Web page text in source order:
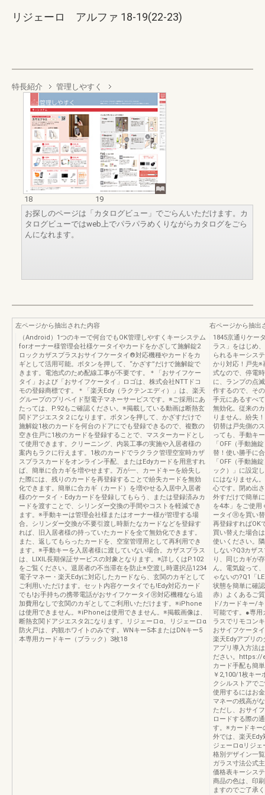
リジェーロ アルファ 18-19(22-23)
特長紹介 管理しやすく
18
19
お探しのページは「カタログビュー」でごらんいただけます。カ
タログビューではweb上でパラパラめくりながらカタログをごら
んになれます。
左ページから抽出された内容
（Android）1つのキーで何台でもOK管理しやすくキーシステム
forオーナー様管理会社様ケータイやカードをかざして施解錠2
ロックカザスプラスおサイフケータイ®対応機種やカードをカ
ギとして活用可能。ボタンを押して、“かざす”だけで施解錠で
きます。電池式のため配線工事が不要です。＊「おサイフケー
タイ」および「おサイフケータイ」ロゴは、株式会社NTTドコ
モの登録商標です。＊「楽天Edy（ラクテンエディ）」は、楽天
グループのプリペイド型電子マネーサービスです。※ご採用にあ
たっては、P.92もご確認ください。※掲載している動画は断熱玄
関ドアジエスタ２になります。ボタンを押して、かざすだけで
施解錠1枚のカードを何台のドアにでも登録できるので、複数の
空き住戸に1枚のカードを登録することで、マスターカードとし
て使用できます。クリーニング、内装工事の実施や入居者様の
案内もラクに行えます。1枚のカードでラクラク管理空室時カザ
スプラスカードをオンライン手配、またはEdyカードを用意すれ
ば、簡単に合カギを増やせます。万が一、カードキーを紛失し
た際には、残りのカードを再登録することで紛失カードを無効
化できます。簡単に合カギ（カード）を増やせる入居中入居者
様のケータイ・Edyカードを登録してもらう、または登録済みカ
ードを渡すことで、シリンダー交換の手間やコストを軽減でき
ます。※手動キーは管理会社様またはオーナー様が管理する場
合。シリンダー交換が不要引渡し時新たなカードなどを登録す
れば、旧入居者様の持っていたカードを全て無効化できます。
また、返してもらったカードを、空室管理用として再利用でき
ます。※手動キーを入居者様に渡していない場合。カザスプラス
は、LIXIL長期保証サービスの対象となります。※詳しくはP.102
をご覧ください。退居者の不当滞在を防止※空渡し時選択品1234
電子マネー・楽天Edyに対応したカードなら、玄関のカギとして
ご利用いただけます。セット内容ケータイでも!Edy対応カード
でも!お手持ちの携帯電話がおサイフケータイⓇ対応機種なら追
加費用なしで玄関のカギとしてご利用いただけます。※iPhone
は使用できません。※iPhoneは使用できません。※掲載画像は、
断熱玄関ドアジエスタ2になります。リジェーロα、リジェーロα
防火戸は、内観ホワイトのみです。WNキー5本またはDNキー5
本専用カードキー（ブラック）3枚18
右ページから抽出
1845京通りケー
ラス」をはじめ
られるキーシス
かり対応！戸先※
式なので、停電
に、ランプの点
作するので、そ
手元にあるすべ
無効化。従来の
りません。紛失
切替は戸先側の
っても、手動キ
「OFF（手動施
替！使い勝手に
「OFF（手動施
ック）」に設定
にはなりません
心です。閉め出
外すだけで簡単
を4本」をご使用
ータイⓇを買い
再登録すればOK
買い替えた場合
使いください。
しない?Q3カザ
り、同じカギが
ん。電気錠って
ゃないの?Q1「
状態を簡単に確
赤）よくあるご
ド/カードキー/
可能です。●専用
ラスでリモコン
おサイフケータ
楽天Edyアプリ
アプリ導入方法
ださい。https://
カード手配も簡
￥2,100/1枚キー
クシルストアで
使用するにはお
マネーの残高が
ただし、おサイ
ロードする際の
す。※カードキー
外では、楽天
ジェーロαリジ
格別デザイン一
ガラス寸法公式
価格表キーシス
商品の色は、印
ますのでご了承